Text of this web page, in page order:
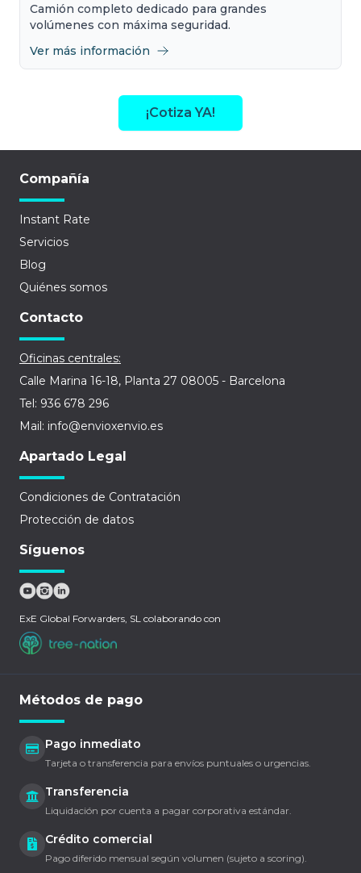
Camión completo dedicado para grandes
volúmenes con máxima seguridad.
Ver más información
¡Cotiza YA!
Compañía
Instant Rate
Servicios
Blog
Quiénes somos
Contacto
Oficinas centrales:
Calle Marina 16-18, Planta 27 08005 - Barcelona
Tel: 936 678 296
Mail: info@envioxenvio.es
Apartado Legal
Condiciones de Contratación
Protección de datos
Síguenos
ExE Global Forwarders, SL colaborando con
Métodos de pago
Pago inmediato
Tarjeta o transferencia para envíos puntuales o urgencias.
Transferencia
Liquidación por cuenta a pagar corporativa estándar.
Crédito comercial
Pago diferido mensual según volumen (sujeto a scoring).